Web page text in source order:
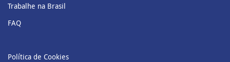
Trabalhe na Brasil
FAQ
Política de Cookies